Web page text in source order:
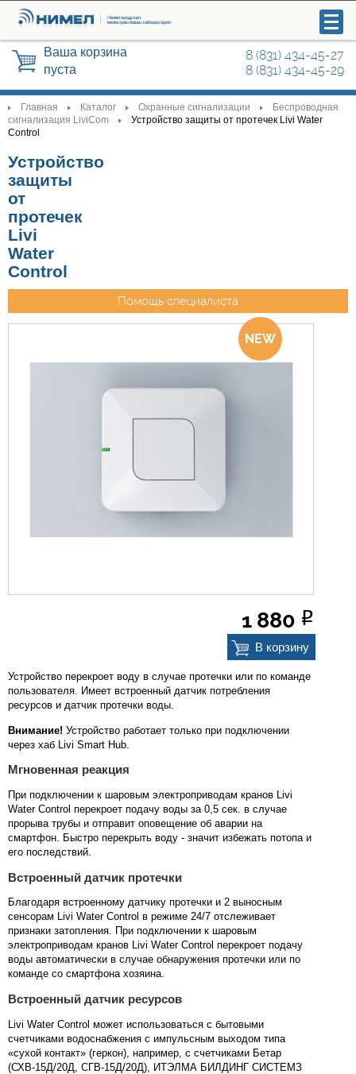
Видеонаблюдение
Системы управления и контроля
доступа
Охранные сигнализации
Радиосвязь
Новости
8 (831) 434-45-27
8 (831) 434-45-29
Ваша корзина
пуста
Главная
>
Каталог
>
Охранные сигнализации
Беспроводная
сигнализация LiviCom
Устройство защиты от протечек Livi Water
Control
Устройство
защиты
от
протечек
Livi
Water
Control
Помощь специалиста
1 880 Р
В корзину
Устройство перекроет воду в случае протечки или по команде
пользователя. Имеет встроенный датчик потребления
ресурсов и датчик протечки воды.
Внимание! Устройство работает только при подключении
через хаб Livi Smart Hub.
Мгновенная реакция
При подключении к шаровым электроприводам кранов Livi
Water Control перекроет подачу воды за 0,5 сек. в случае
прорыва трубы и отправит оповещение об аварии на
смартфон. Быстро перекрыть воду - значит избежать потопа и
его последствий.
Встроенный датчик протечки
Благодаря встроенному датчику протечки и 2 выносным
сенсорам Livi Water Control в режиме 24/7 отслеживает
признаки затопления. При подключении к шаровым
электроприводам кранов Livi Water Control перекроет подачу
воды автоматически в случае обнаружения протечки или по
команде со смартфона хозяина.
Встроенный датчик ресурсов
Livi Water Control может использоваться с бытовыми
счетчиками водоснабжения с импульсным выходом типа
«сухой контакт» (геркон), например, с счетчиками Бетар
(СХВ-15Д/20Д, СГВ-15Д/20Д), ИТЭЛМА БИЛДИНГ СИСТЕМЗ